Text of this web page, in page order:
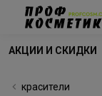
АКЦИИ И СКИДКИ
красители